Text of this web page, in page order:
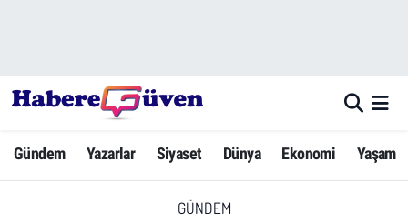
Gündem Yazarlar Siyaset Dünya Ekonomi Yaşam
GÜNDEM
Yazarlar
Dünya
Hava Durumu
Trafik Durumu
Süper Lig Puan Durumu ve Fikstür